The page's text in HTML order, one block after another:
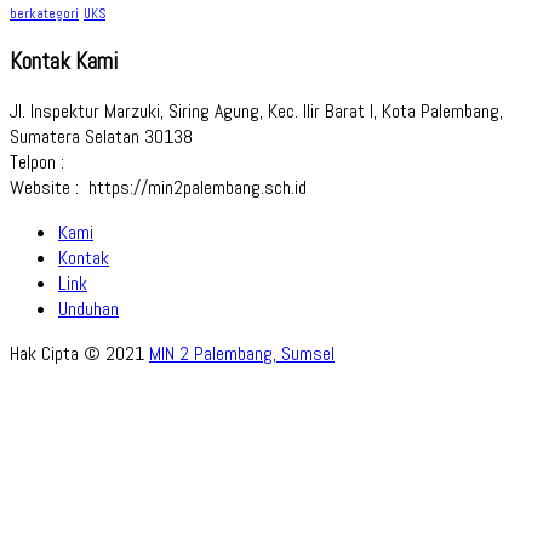
berkategori UKS
Kontak Kami
Jl. Inspektur Marzuki, Siring Agung, Kec. Ilir Barat I, Kota Palembang,
Sumatera Selatan 30138
Telpon :
Website : https://min2palembang.sch.id
Kami
Kontak
Link
Unduhan
Hak Cipta © 2021 MIN 2 Palembang, Sumsel